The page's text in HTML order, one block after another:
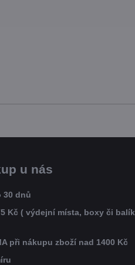
u nás
30 dnů
Kč ( výdejní místa, boxy či balík
při nákupu zboží nad 1400 Kč